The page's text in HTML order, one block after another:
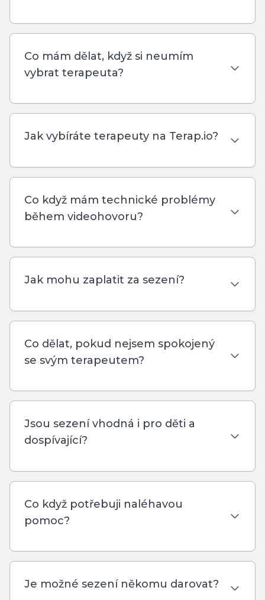
Co mám dělat, když si neumím
vybrat terapeuta?
Jak vybíráte terapeuty na Terap.io?
Co když mám technické problémy
během videohovoru?
Jak mohu zaplatit za sezení?
Co dělat, pokud nejsem spokojený
se svým terapeutem?
Jsou sezení vhodná i pro děti a
dospívající?
Co když potřebuji naléhavou
pomoc?
Je možné sezení někomu darovat?